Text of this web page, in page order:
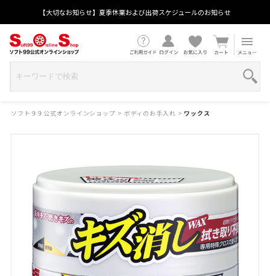
【大切なお知らせ】夏季休業および出荷スケジュールのお知らせ
ソフト９９公式オンラインショップ > ボディのお手入れ > ワックス